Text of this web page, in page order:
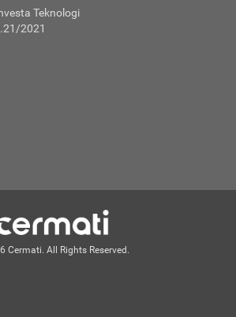
Teknologi
2021
Cermati. All Rights Reserved.